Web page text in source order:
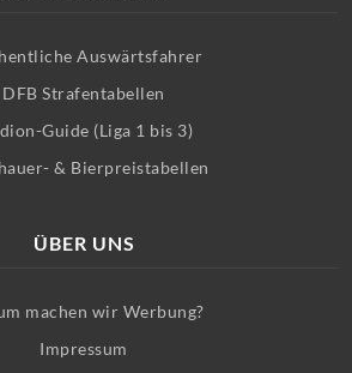
Auswärtsfahrer
DFB Strafentabellen
Guide (Liga 1 bis 3)
& Bierpreistabellen
ÜBER UNS
machen wir Werbung?
Impressum